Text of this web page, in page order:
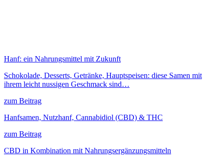
Hanf: ein Nahrungsmittel mit Zukunft
Schokolade, Desserts, Getränke, Hauptspeisen: diese Samen mit
ihrem leicht nussigen Geschmack sind…
zum Beitrag
Hanfsamen, Nutzhanf, Cannabidiol (CBD) & THC
zum Beitrag
CBD in Kombination mit Nahrungsergänzungsmitteln